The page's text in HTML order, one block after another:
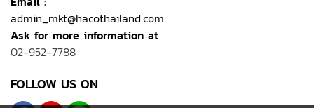
admin_mkt@hacothailand.com
Ask for more information at
02-952-7788
FOLLOW US ON